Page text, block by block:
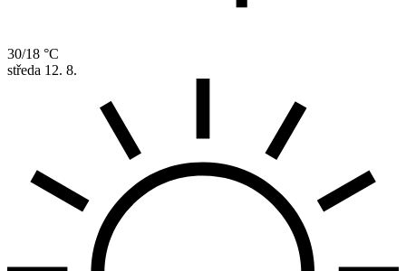
30/18 °C
středa 12. 8.